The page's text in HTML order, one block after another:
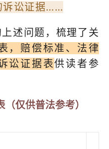
诉讼证据……
述问题，梳理了关
，赔偿标准、法律
讼证据表供读者参
仅供普法参考）